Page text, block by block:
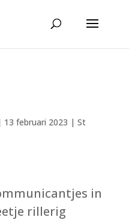
13 februari 2023 | St
in
rillerig